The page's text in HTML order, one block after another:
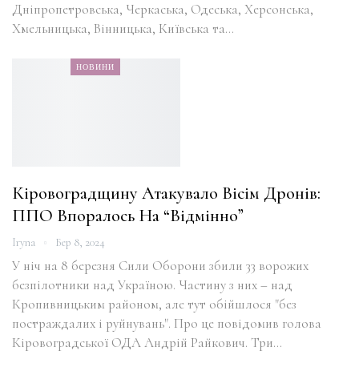
Дніпропетровська, Черкаська, Одеська, Херсонська,
Хмельницька, Вінницька, Київська та…
НОВИНИ
Кіровоградщину Атакувало Вісім Дронів:
ППО Впоралось На “відмінно”
Iryna Бер 8, 2024
У ніч на 8 березня Сили Оборони збили 33 ворожих
безпілотники над Україною. Частину з них – над
Кропивницьким районом, але тут обійшлося "без
постраждалих і руйнувань". Про це повідомив голова
Кіровоградської ОДА Андрій Райкович. Три…